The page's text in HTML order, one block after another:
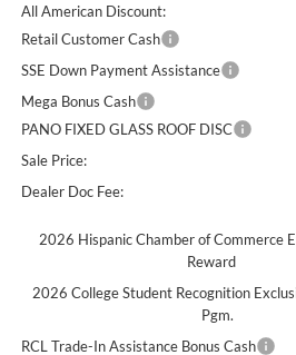
All American Discount:
Retail Customer Cash
SSE Down Payment Assistance
Mega Bonus Cash
PANO FIXED GLASS ROOF DISC
Sale Price:
Dealer Doc Fee:
2026 Hispanic Chamber of Commerce
Reward
2026 College Student Recognition
Pgm.
RCL Trade-In Assistance Bonus Cash